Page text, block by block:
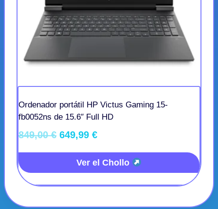
Ordenador portátil HP Victus Gaming 15-
fb0052ns de 15.6″ Full HD
849,00€ El
precio
original
649,99 €El
precio
actual
Ver el Chollo